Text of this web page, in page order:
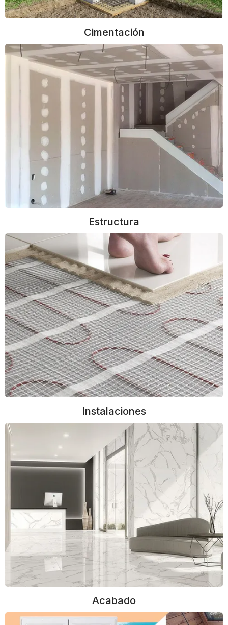
Cimentación
Estructura
Instalaciones
Acabado